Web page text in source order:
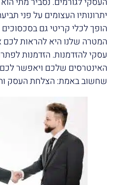
יתרונותיו העצומים על פני
הופך לכלי קריטי גם
המטרה שלנו היא להראות
עסקי להזדמנות. הזדמנות
האינטרסים שלכם ויאפשר
שחשוב באמת: הצלחת העסק